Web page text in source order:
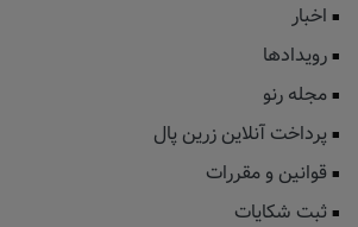
اخبار
رویدادها
مجله رنو
پرداخت آنلاین زرین پال
قوانین و مقررات
ثبت شکایات